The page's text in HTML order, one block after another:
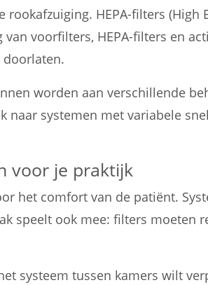
HEPA-filters
voorfilters, HEPA-filters en
doorlaten.
worden aan verschillende
naar systemen met variabele
voor je praktijk
het comfort van de patiënt.
speelt ook mee: filters moeten
systeem tussen kamers wilt